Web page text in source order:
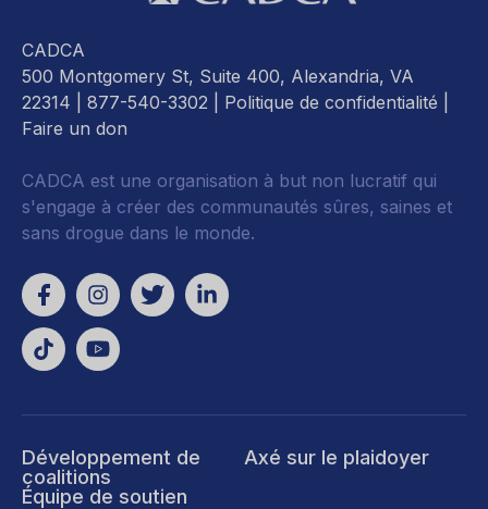
CADCA
500 Montgomery St, Suite 400, Alexandria, VA
22314 | 877-540-3302 | Politique de confidentialité
Faire un don
CADCA est une organisation à but non lucratif qui
s'engage à créer des communautés sûres, saines et
sans drogue dans le monde.
Développement de
coalitions
Équipe de soutien
Axé sur le plaidoyer